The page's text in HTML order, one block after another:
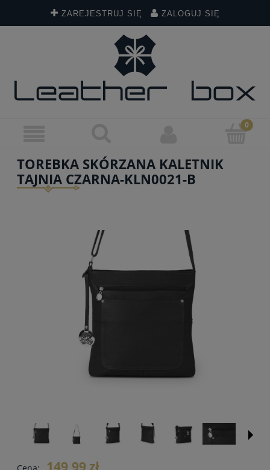
ZAREJESTRUJ SIĘ ZALOGUJ SIĘ
TOREBKA SKÓRZANA KALETNIK
TAJNIA CZARNA-KLN0021-B
149,99 zł